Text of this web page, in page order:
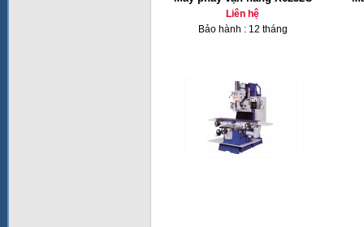
Liên hệ
Bảo hành : 12 tháng